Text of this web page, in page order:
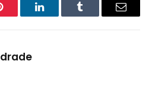
LinkedInTumblr Email